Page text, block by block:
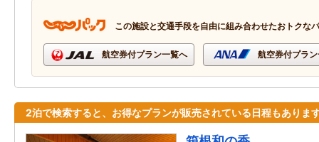
この施設と交通手段を自由に組み合わせたおトクな
航空券付プラン一覧へ 航空券付プラ
2泊で検索すると、お得なプランが販売されている日程もありま